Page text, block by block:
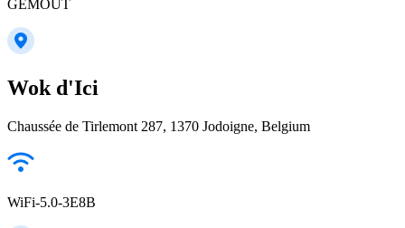
GEMOUT
Wok d'Ici
Chaussée de Tirlemont 287, 1370 Jodoigne, Belgium
WiFi-5.0-3E8B